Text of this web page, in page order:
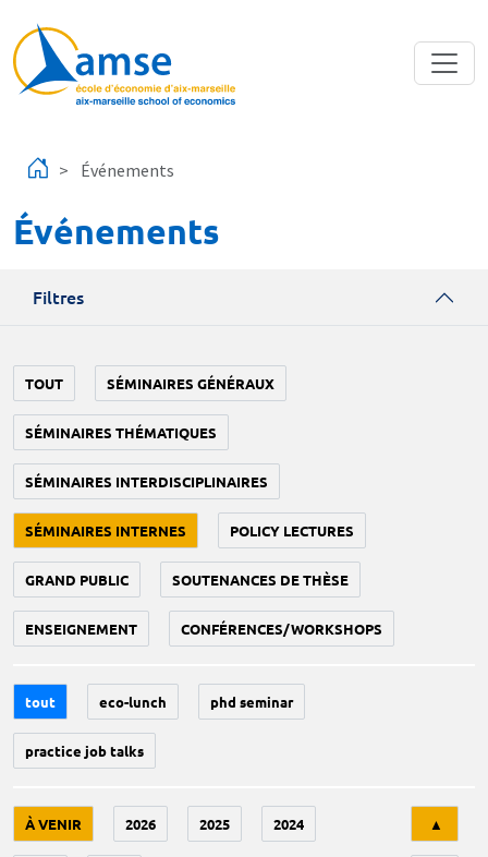
Événements
Événements
Filtres
TOUT SÉMINAIRES GÉNÉRAUX
SÉMINAIRES THÉMATIQUES
SÉMINAIRES INTERDISCIPLINAIRES
SÉMINAIRES INTERNES POLICY LECTURES
GRAND PUBLIC SOUTENANCES DE THÈSE
ENSEIGNEMENT CONFÉRENCES/WORKSHOPS
tout eco-lunch phd seminar
practice job talks
À VENIR 2026 2025 2024 ▲